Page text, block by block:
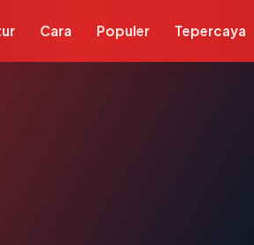
Cara Populer Tepercaya